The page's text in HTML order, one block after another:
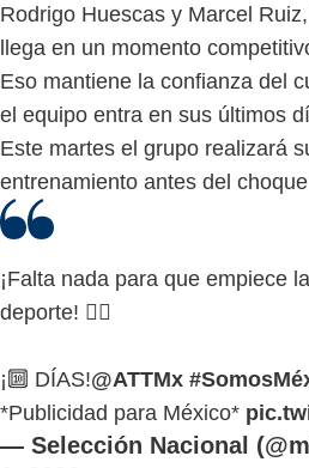
Rodrigo Huescas y Marcel
llega en un momento
Eso mantiene la confianza del
el equipo entra en sus últimos
Este martes el grupo realizará
entrenamiento antes del
¡Falta nada para que empiece
deporte! 😮‍💨
¡🔟 DÍAS!@ATTMx
*Publicidad para México*
— Selección Nacional